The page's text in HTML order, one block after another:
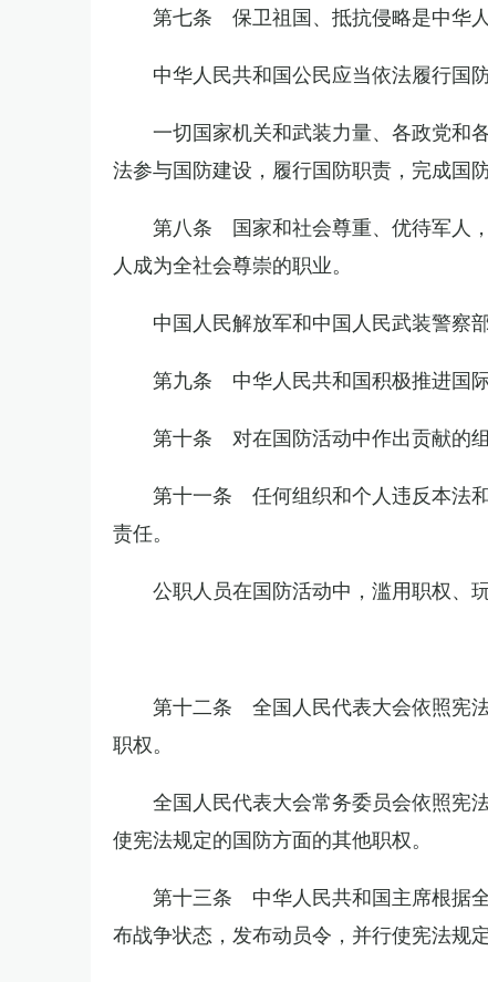
第七条 保卫祖国、抵抗侵略是中华
中华人民共和国公民应当依法履行国防
一切国家机关和武装力量、各政党和
法参与国防建设，履行国防职责，完成国防
第八条 国家和社会尊重、优待军人
人成为全社会尊崇的职业。
中国人民解放军和中国人民武装警察
第九条 中华人民共和国积极推进国
第十条 对在国防活动中作出贡献的
第十一条 任何组织和个人违反本法
责任。
公职人员在国防活动中，滥用职权、
第十二条 全国人民代表大会依照宪
职权。
全国人民代表大会常务委员会依照宪
使宪法规定的国防方面的其他职权。
第十三条 中华人民共和国主席根据
布战争状态，发布动员令，并行使宪法规